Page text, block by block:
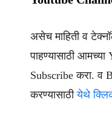
असेच माहिती व
पाहण्यासाठी
Subscribe करा. व
करण्यासाठीयेथे